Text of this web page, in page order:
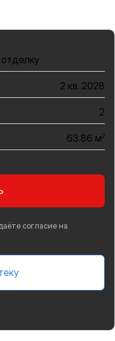
2 кв. 2028
2
63.86 м2
согласие на